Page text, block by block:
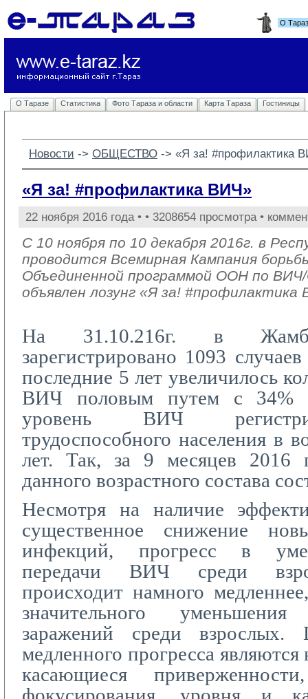
О
О Таразе Статистика Фото Тараза и области Карта Тараза Гостиницы
Новости -> ОБЩЕСТВО -> «Я за! #профилактика
«Я за! #профилактика ВИЧ»
22 ноября 2016 года • • 3208654 просмотра •
С 10 ноября по 10 декабря 2016г. в
проводится Всемирная Кампания
Объединенной программой ООН по
объявлен лозунг «Я за! #профилактика
На 31.10.216г. в
зарегистрировано 1093
последние 5 лет увеличилось
ВИЧ половым путем с 34%
уровень ВИЧ
трудоспособного населения в
лет. Так, за 9 месяцев 2016
данного возрастного состава
Несмотря на наличие
существенное снижение
инфекций, прогресс в
передачи ВИЧ среди
происходит намного
значительного
заражений среди взрослых.
медленного прогресса
касающиеся